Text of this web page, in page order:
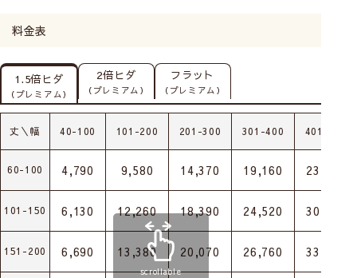
料金表
1.5倍ヒダ
（プレミアム）
2倍ヒダ
（プレミアム）
フラット
（プレミアム）
丈＼幅 40-100 101-200 201-300 301-400 401-500
60-100 4,790 9,580 14,370 19,160 23,950
101-150 6,130 12,260 18,390 24,520 30,650
151-200 6,690 13,380 20,070 26,760 33,450
scrollable